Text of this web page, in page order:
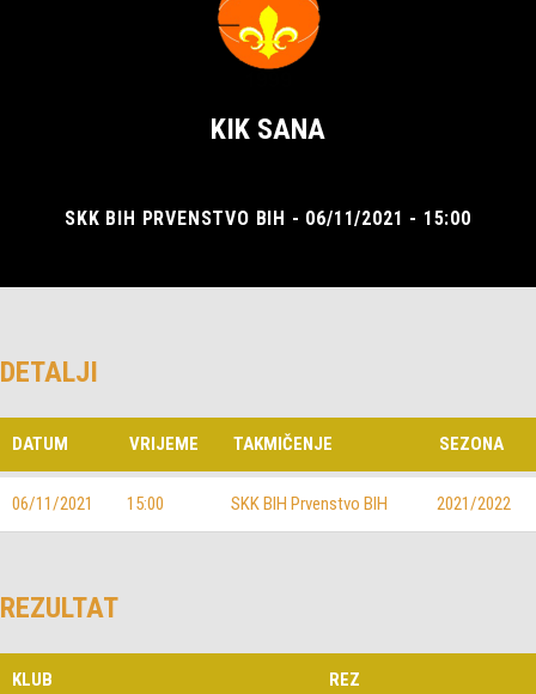
KIK SANA
SKK BIH PRVENSTVO BIH - 06/11/2021 - 15:00
DETALJI
DATUM VRIJEME TAKMIČENJE SEZONA
06/11/2021 15:00 SKK BIH Prvenstvo BIH 2021/2022
REZULTAT
KLUB REZ